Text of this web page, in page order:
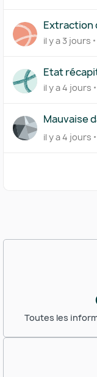
Extraction
il y a 3 jours
Etat
il y a 4 jours
Mauvaise
il y a 4 jours
Toutes les